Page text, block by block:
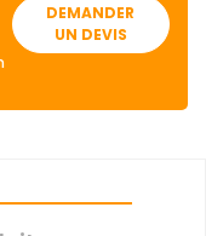
DEMANDER
UN DEVIS